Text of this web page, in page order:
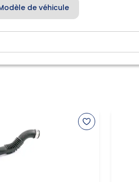
de véhicule